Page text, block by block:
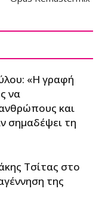
«Η γραφή
να
και
σημαδέψει τη
Τσίτας στο
της